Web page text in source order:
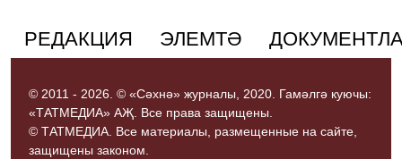
РЕДАКЦИЯ ЭЛЕМТӘ
© 2011 - 2026. © «Сәхнә» журналы, 2020. Гамәлгә куючы:
«ТАТМЕДИА» АҖ. Все права защищены.
© ТАТМЕДИА. Все материалы, размещенные на сайте,
защищены законом.